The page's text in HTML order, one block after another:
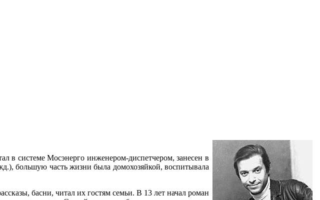
в системе Мосэнерго инженером-диспетчером, занесен в
большую часть жизни была домохозяйкой, воспитывала
басни, читал их гостям семьи. В 13 лет начал роман